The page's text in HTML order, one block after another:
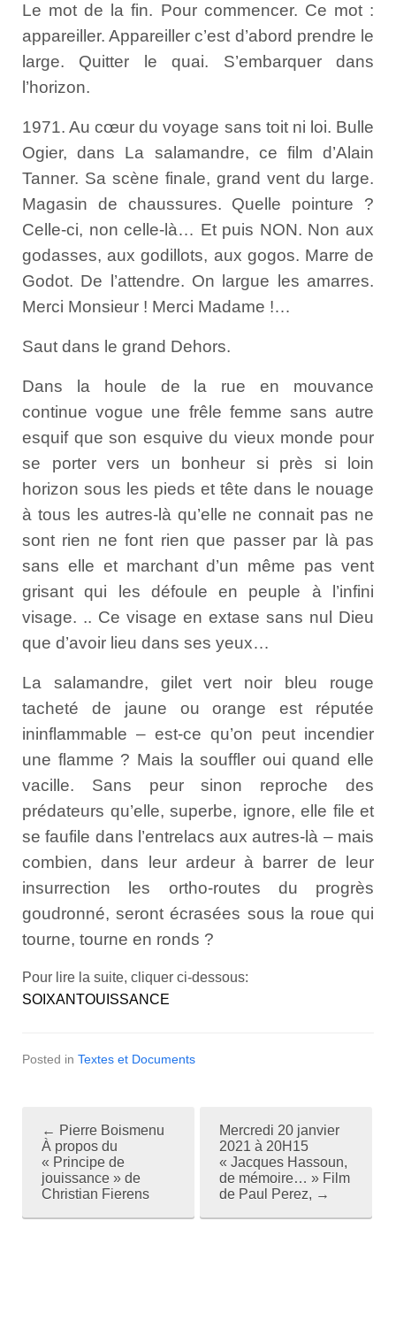
Le mot de la fin. Pour commencer. Ce mot :
appareiller. Appareiller c’est d’abord prendre le
large. Quitter le quai. S’embarquer dans
l’horizon.
1971. Au cœur du voyage sans toit ni loi. Bulle
Ogier, dans La salamandre, ce film d’Alain
Tanner. Sa scène finale, grand vent du large.
Magasin de chaussures. Quelle pointure ?
Celle-ci, non celle-là… Et puis NON. Non aux
godasses, aux godillots, aux gogos. Marre de
Godot. De l’attendre. On largue les amarres.
Merci Monsieur ! Merci Madame !…
Saut dans le grand Dehors.
Dans la houle de la rue en mouvance
continue vogue une frêle femme sans autre
esquif que son esquive du vieux monde pour
se porter vers un bonheur si près si loin
horizon sous les pieds et tête dans le nouage
à tous les autres-là qu’elle ne connait pas ne
sont rien ne font rien que passer par là pas
sans elle et marchant d’un même pas vent
grisant qui les défoule en peuple à l’infini
visage. .. Ce visage en extase sans nul Dieu
que d’avoir lieu dans ses yeux…
La salamandre, gilet vert noir bleu rouge
tacheté de jaune ou orange est réputée
ininflammable – est-ce qu’on peut incendier
une flamme ? Mais la souffler oui quand elle
vacille. Sans peur sinon reproche des
prédateurs qu’elle, superbe, ignore, elle file et
se faufile dans l’entrelacs aux autres-là – mais
combien, dans leur ardeur à barrer de leur
insurrection les ortho-routes du progrès
goudronné, seront écrasées sous la roue qui
tourne, tourne en ronds ?
Pour lire la suite, cliquer ci-dessous:
SOIXANTOUISSANCE
Posted in Textes et Documents
← Pierre Boismenu
À propos du
« Principe de
jouissance » de
Christian Fierens
Mercredi 20 janvier
2021 à 20H15
« Jacques Hassoun,
de mémoire… » Film
de Paul Perez, →